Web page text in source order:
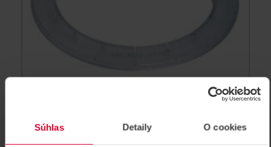
Súhlas Detaily O cookies
Bosch FAA-500-TR-P Okrajový